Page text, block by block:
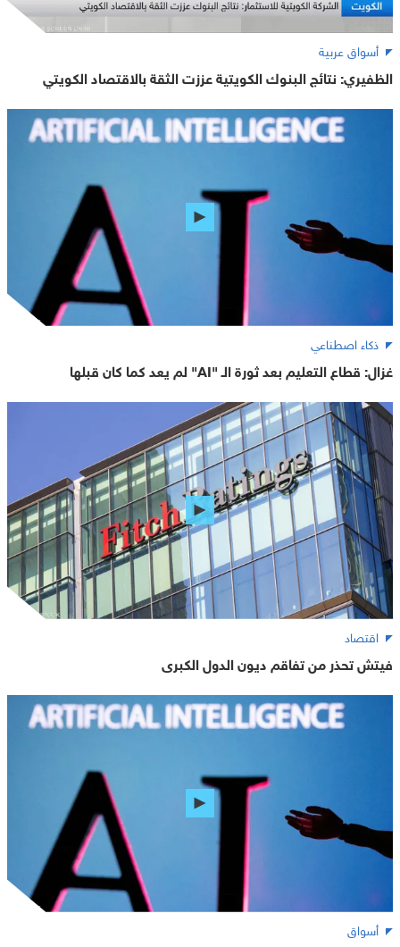
أسواق عربية
الظفيري: نتائج البنوك الكويتية عززت الثقة بالاقتصاد الكويتي
ذكاء اصطناعي
غزال: قطاع التعليم بعد ثورة الـ "AI" لم يعد كما كان قبلها
اقتصاد
فيتش تحذر من تفاقم ديون الدول الكبرى
أسواق